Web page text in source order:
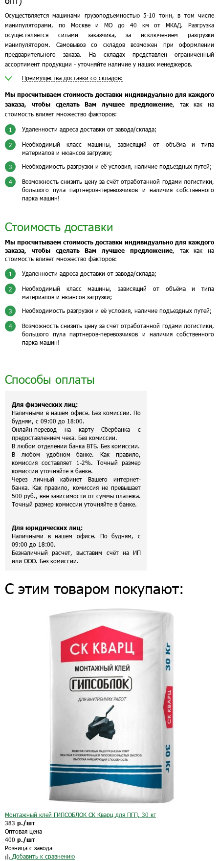
Осуществляется машинами грузоподъемностью 5-10 тонн, в том числе
манипуляторами, по Москве и МО до 40 км от МКАД. Разгрузка
осуществляется силами заказчика, за исключением разгрузки
манипулятором. Самовывоз со складов возможен при оформлении
предварительного заказа. На складах представлен ограниченный
ассортимент продукции - уточняйте наличие у наших менеджеров.
Преимущества доставки со складов:
Мы просчитываем стоимость доставки индивидуально для каждого
заказа, чтобы сделать Вам лучшее предложение, так как на
стоимость влияет множество факторов:
1 Удаленности адреса доставки от завода/склада;
2
Необходимый класс машины, зависящий от объёма и типа
материалов и нюансов загрузки;
3 Необходимость разгрузки и её условия, наличие подъездных путей;
4
Возможность снизить цену за счёт отработанной годами логистики,
большого пула партнеров-перевозчиков и наличия собственного
парка машин!
Стоимость доставки
Мы просчитываем стоимость доставки индивидуально для каждого
заказа, чтобы сделать Вам лучшее предложение, так как на
стоимость влияет множество факторов:
1 Удаленности адреса доставки от завода/склада;
2
Необходимый класс машины, зависящий от объёма и типа
материалов и нюансов загрузки;
3 Необходимость разгрузки и её условия, наличие подъездных путей;
4
Возможность снизить цену за счёт отработанной годами логистики,
большого пула партнеров-перевозчиков и наличия собственного
парка машин!
Способы оплаты
Для физических лиц:
Наличными в нашем офисе. Без комиссии. По
будням, с 09:00 до 18:00.
Онлайн-перевод на карту Сбербанка с
предоставлением чека. Без комиссии.
В любом отделении банка ВТБ. Без комиссии.
В любом удобном банке. Как правило,
комиссия составляет 1-2%. Точный размер
комиссии уточняйте в банке.
Через личный кабинет Вашего интернет-
банка. Как правило, комиссия не превышает
500 руб., вне зависимости от суммы платежа.
Точный размер комиссии уточняйте в банке.
Для юридических лиц:
Наличными в нашем офисе. По будням, с
09:00 до 18:00.
Безналичный расчет, выставим счёт на ИП
или ООО. Без комиссии.
С этим товаром покупают:
Монтажный клей ГИПСОБЛОК СК Кварц для ПГП, 30 кг
383 р./шт
Оптовая цена
400 р./шт
Розница с завода
Добавить к сравнению